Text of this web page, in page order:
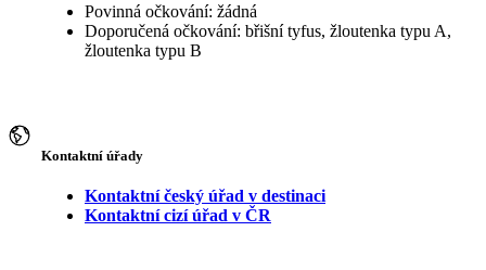
Povinná očkování: žádná
Doporučená očkování: břišní tyfus, žloutenka typu A,
žloutenka typu B
Kontaktní úřady
Kontaktní český úřad v destinaci
Kontaktní cizí úřad v ČR